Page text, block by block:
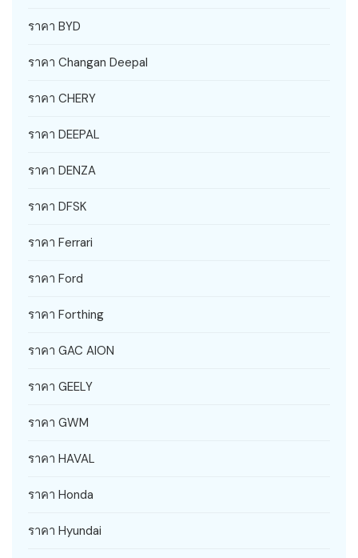
ราคา BYD
ราคา Changan Deepal
ราคา CHERY
ราคา DEEPAL
ราคา DENZA
ราคา DFSK
ราคา Ferrari
ราคา Ford
ราคา Forthing
ราคา GAC AION
ราคา GEELY
ราคา GWM
ราคา HAVAL
ราคา Honda
ราคา Hyundai